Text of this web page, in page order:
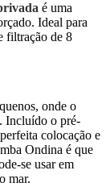
é uma
Ideal para
filtração de 8
onde o
Incluído o pré-
colocação e
Ondina é que
se usar em
mar.